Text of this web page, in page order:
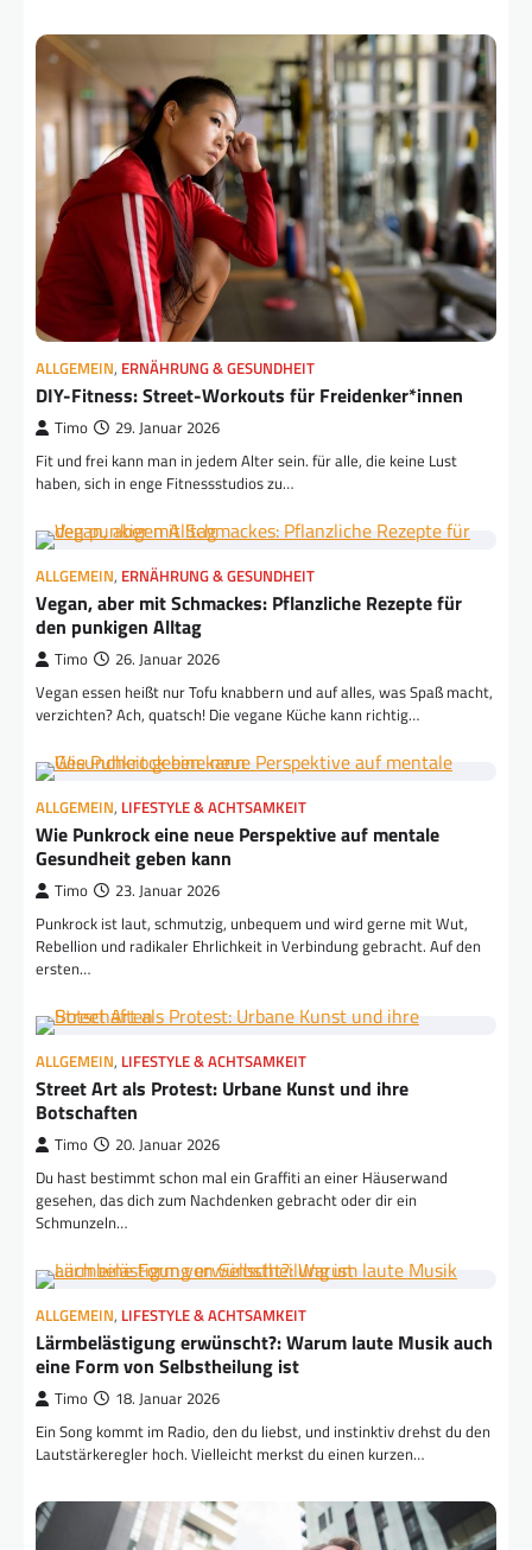
ALLGEMEIN, ERNÄHRUNG & GESUNDHEIT
DIY-Fitness: Street-Workouts für Freidenker*innen
Timo 29. Januar 2026
Fit und frei kann man in jedem Alter sein. für alle, die keine Lust
haben, sich in enge Fitnessstudios zu…
ALLGEMEIN, ERNÄHRUNG & GESUNDHEIT
Vegan, aber mit Schmackes: Pflanzliche Rezepte für
den punkigen Alltag
Timo 26. Januar 2026
Vegan essen heißt nur Tofu knabbern und auf alles, was Spaß macht,
verzichten? Ach, quatsch! Die vegane Küche kann richtig…
ALLGEMEIN, LIFESTYLE & ACHTSAMKEIT
Wie Punkrock eine neue Perspektive auf mentale
Gesundheit geben kann
Timo 23. Januar 2026
Punkrock ist laut, schmutzig, unbequem und wird gerne mit Wut,
Rebellion und radikaler Ehrlichkeit in Verbindung gebracht. Auf den
ersten…
ALLGEMEIN, LIFESTYLE & ACHTSAMKEIT
Street Art als Protest: Urbane Kunst und ihre
Botschaften
Timo 20. Januar 2026
Du hast bestimmt schon mal ein Graffiti an einer Häuserwand
gesehen, das dich zum Nachdenken gebracht oder dir ein
Schmunzeln…
ALLGEMEIN, LIFESTYLE & ACHTSAMKEIT
Lärmbelästigung erwünscht?: Warum laute Musik auch
eine Form von Selbstheilung ist
Timo 18. Januar 2026
Ein Song kommt im Radio, den du liebst, und instinktiv drehst du den
Lautstärkeregler hoch. Vielleicht merkst du einen kurzen…